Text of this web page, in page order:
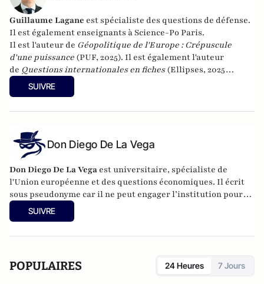
Guillaume Lagane est spécialiste des questions de défense.
Il est également enseignants à Science-Po Paris.
Il est l'auteur de Géopolitique de l'Europe : Crépuscule
d'une puissance (PUF, 2025). Il est également l'auteur
de Questions internationales en fiches (Ellipses, 2025
(cinquième édition)) et de
internationales(Ellipses 2016).
SUIVRE
Don Diego De La Vega
Don Diego De La Vega est universitaire, spécialiste de
l'Union européenne et des questions économiques. Il écrit
sous pseudonyme car il ne peut engager l’institution pour
laquelle il travaille.
SUIVRE
POPULAIRES 24 Heures 7 Jours